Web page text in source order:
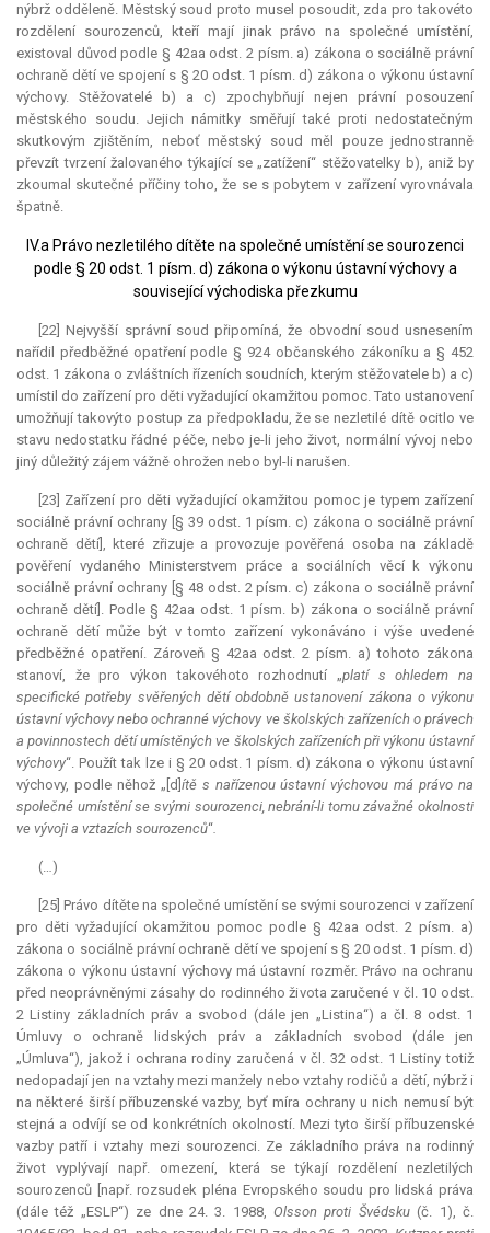
nýbrž odděleně. Městský soud proto musel posoudit, zda pro takovéto
rozdělení sourozenců, kteří mají jinak právo na společné umístění,
existoval důvod podle § 42aa odst. 2 písm. a) zákona o sociálně právní
ochraně dětí ve spojení s § 20 odst. 1 písm. d) zákona o výkonu ústavní
výchovy. Stěžovatelé b) a c) zpochybňují nejen právní posouzení
městského soudu. Jejich námitky směřují také proti nedostatečným
skutkovým zjištěním, neboť městský soud měl pouze jednostranně
převzít tvrzení žalovaného týkající se „zatížení“ stěžovatelky b), aniž by
zkoumal skutečné příčiny toho, že se s pobytem v zařízení vyrovnávala
špatně.
IV.a Právo nezletilého dítěte na společné umístění se sourozenci
podle § 20 odst. 1 písm. d) zákona o výkonu ústavní výchovy a
související východiska přezkumu
[22] Nejvyšší správní soud připomíná, že obvodní soud usnesením
nařídil předběžné opatření podle § 924 občanského zákoníku a § 452
odst. 1 zákona o zvláštních řízeních soudních, kterým stěžovatele b) a c)
umístil do zařízení pro děti vyžadující okamžitou pomoc. Tato ustanovení
umožňují takovýto postup za předpokladu, že se nezletilé dítě ocitlo ve
stavu nedostatku řádné péče, nebo je-li jeho život, normální vývoj nebo
jiný důležitý zájem vážně ohrožen nebo byl-li narušen.
[23] Zařízení pro děti vyžadující okamžitou pomoc je typem zařízení
sociálně právní ochrany [§ 39 odst. 1 písm. c) zákona o sociálně právní
ochraně dětí], které zřizuje a provozuje pověřená osoba na základě
pověření vydaného Ministerstvem práce a sociálních věcí k výkonu
sociálně právní ochrany [§ 48 odst. 2 písm. c) zákona o sociálně právní
ochraně dětí]. Podle § 42aa odst. 1 písm. b) zákona o sociálně právní
ochraně dětí může být v tomto zařízení vykonáváno i výše uvedené
předběžné opatření. Zároveň § 42aa odst. 2 písm. a) tohoto zákona
stanoví, že pro výkon takovéhoto rozhodnutí „platí s ohledem na
specifické potřeby svěřených dětí obdobně ustanovení zákona o výkonu
ústavní výchovy nebo ochranné výchovy ve školských zařízeních o právech
a povinnostech dětí umístěných ve školských zařízeních při výkonu ústavní
výchovy“. Použít tak lze i § 20 odst. 1 písm. d) zákona o výkonu ústavní
výchovy, podle něhož „[d] ítě s nařízenou ústavní výchovou má právo na
společné umístění se svými sourozenci, nebrání-li tomu závažné okolnosti
ve vývoji a vztazích sourozenců“.
(…)
[25] Právo dítěte na společné umístění se svými sourozenci v zařízení
pro děti vyžadující okamžitou pomoc podle § 42aa odst. 2 písm. a)
zákona o sociálně právní ochraně dětí ve spojení s § 20 odst. 1 písm. d)
zákona o výkonu ústavní výchovy má ústavní rozměr. Právo na ochranu
před neoprávněnými zásahy do rodinného života zaručené v čl. 10 odst.
2 Listiny základních práv a svobod (dále jen „Listina“) a čl. 8 odst. 1
Úmluvy o ochraně lidských práv a základních svobod (dále jen
„Úmluva“), jakož i ochrana rodiny zaručená v čl. 32 odst. 1 Listiny totiž
nedopadají jen na vztahy mezi manžely nebo vztahy rodičů a dětí, nýbrž i
na některé širší příbuzenské vazby, byť míra ochrany u nich nemusí být
stejná a odvíjí se od konkrétních okolností. Mezi tyto širší příbuzenské
vazby patří i vztahy mezi sourozenci. Ze základního práva na rodinný
život vyplývají např. omezení, která se týkají rozdělení nezletilých
sourozenců [např. rozsudek pléna Evropského soudu pro lidská práva
(dále též „ESLP“) ze dne 24. 3. 1988,Olsson proti Švédsku(č. 1), č.